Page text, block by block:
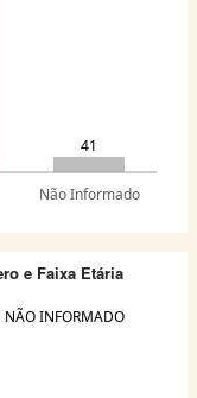
41
Não Informado
e Faixa Etária
NÃO INFORMADO